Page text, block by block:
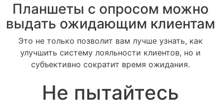
Планшеты c опросом можно
выдать ожидающим клиентам
Это не только позволит вам лучше узнать, как
улучшить систему лояльности клиентов, но и
субъективно сократит время ожидания.
Не пытайтесь